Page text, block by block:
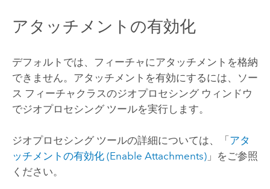
アタッチメントの有効化
デフォルトでは、フィーチャにアタッチメントを格納
できません。アタッチメントを有効にするには、ソー
ス フィーチャクラスのジオプロセシング ウィンドウ
でジオプロセシング ツールを実行します。
ジオプロセシング ツールの詳細については、「アタ
ッチメントの有効化 (Enable Attachments)」をご参照
ください。